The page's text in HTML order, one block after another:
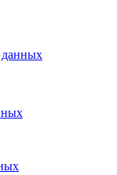
данных